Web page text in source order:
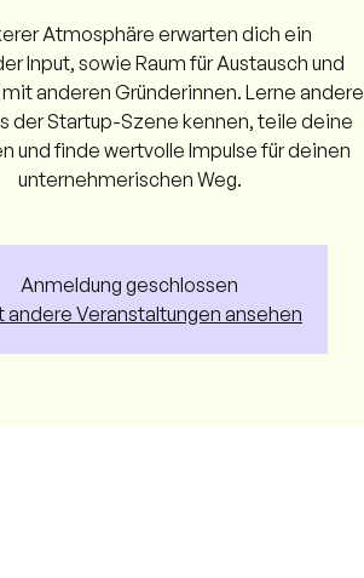
Atmosphäre erwarten dich ein
Input, sowie Raum für Austausch und
anderen Gründerinnen. Lerne andere
der Startup-Szene kennen, teile deine
und finde wertvolle Impulse für deinen
unternehmerischen Weg.
Anmeldung geschlossen
andere Veranstaltungen ansehen